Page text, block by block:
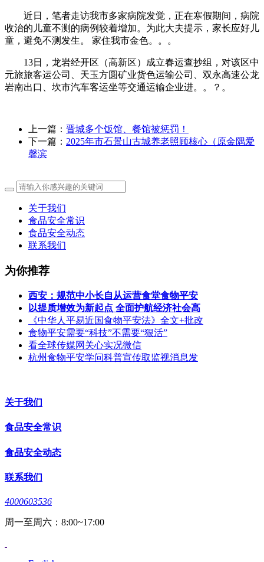
近日，笔者走访我市多家病院发觉，正在寒假期间，病院
收治的儿童不测的病例较着增加。为此大夫提示，家长应好儿
童，避免不测发生。 家住我市金色。。。
13日，龙岩经开区（高新区）成立春运查抄组，对该区中
元旅旅客运公司、天玉方圆矿业货色运输公司、双永高速公龙
岩南出口、坎市汽车客运坐等交通运输企业进。。？。
上一篇： 晋城多个饭馆、餐馆被惩罚！
下一篇： 2025年市石景山古城养老照顾核心（原金隅爱
馨滨
关于我们
食品安全常识
食品安全动态
联系我们
为你推荐
西安：规范中小长自从运营食堂食物平安
以提质增效为新起点 全面护航经济社会高
《中华人平易近国食物平安法》全文+批改
食物平安需要“科技”不需要“狠活”
看全球传媒网关心实况微信
杭州食物平安学问科普宣传取监视消息发
关于我们
食品安全常识
食品安全动态
联系我们
4000603536
周一至周六：8:00~17:00